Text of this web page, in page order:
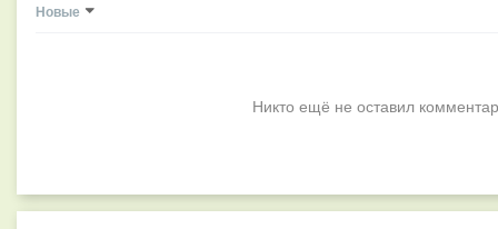
Новые
Никто ещё не оставил